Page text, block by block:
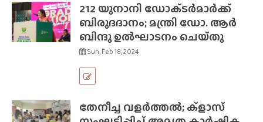
212 യുനാനി ഡോക്‌ടര്‍മാർക്ക്
ബിരുദദാനം; മന്ത്രി ഡോ. ആര്‍
ബിന്ദു ഉൽഘാടനം ചെയ്‌തു
Sun, Feb 18, 2024
തേനീച്ച വളർത്തൽ; ക്‌ളാസ്